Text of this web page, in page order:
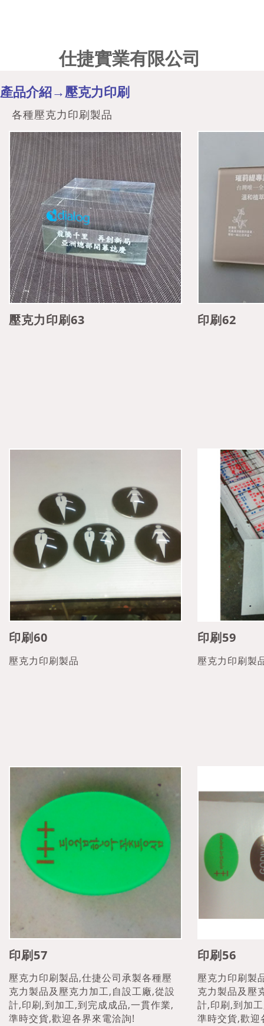
仕捷實業有限公司
產品介紹→壓克力印刷
各種壓克力印刷製品
壓克力印刷63 印刷62
印刷60
壓克力印刷製品
印刷59
壓克力印刷製
印刷57
壓克力印刷製品,仕捷公司承製各種壓
克力製品及壓克力加工,自設工廠,從設
計,印刷,到加工,到完成成品,一貫作業,
準時交貨,歡迎各界來電洽詢!
印刷56
壓克力印刷製
克力製品及壓
計,印刷,到加
準時交貨,歡